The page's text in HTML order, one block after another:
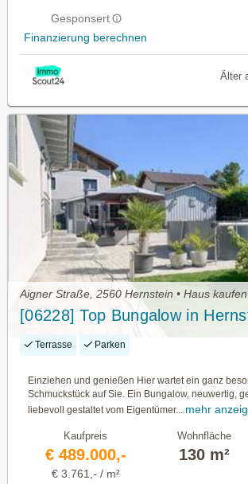
Gesponsert
Finanzierung berechnen
Älter
Aigner Straße, 2560 Hernstein • Haus kaufen
[06228] Top Bungalow in
Terrasse Parken
Einziehen und genießen Hier wartet ein ganz
Schmuckstück auf Sie. Ein Bungalow, neuwertig,
liebevoll gestaltet vom Eigentümer...
mehr
Kaufpreis
€ 489.000,-
€ 3.761,- / m²
Wohnfläche
130 m²